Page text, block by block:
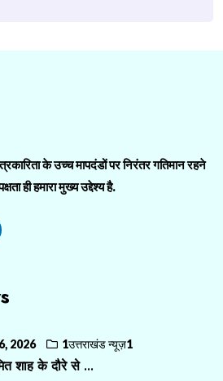
के उच्च मापदंडों पर निरंतर गतिमान रहने
ही हमारा मुख्य उद्देश्य है.
2026 1उत्तराखंड न्यूज़1
शाह के दौरे से ...